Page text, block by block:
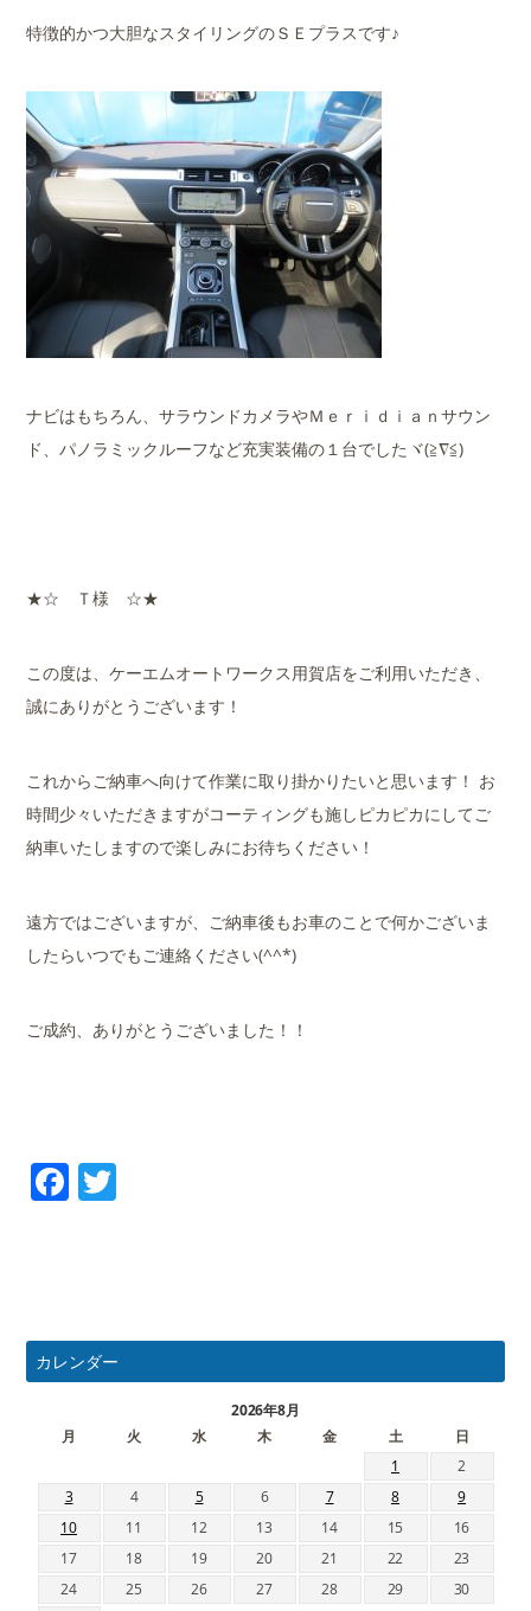
特徴的かつ大胆なスタイリングのＳＥプラスです♪
ナビはもちろん、サラウンドカメラやＭｅｒｉｄｉａｎサウン
ド、パノラミックルーフなど充実装備の１台でしたヾ(≧∇≦)
★☆ Ｔ様 ☆★
この度は、ケーエムオートワークス用賀店をご利用いただき、
誠にありがとうございます！
これからご納車へ向けて作業に取り掛かりたいと思います！ お
時間少々いただきますがコーティングも施しピカピカにしてご
納車いたしますので楽しみにお待ちください！
遠方ではございますが、ご納車後もお車のことで何かございま
したらいつでもご連絡ください(^^*)
ご成約、ありがとうございました！！
Facebook
カレンダー
2026年8月
月
火 水 木 金 土
日
1
2
3
4 5 6 7 8
9
10
11 12 13 14 15
16
17
18 19 20 21 22
23
24
25 26 27 28 29
30